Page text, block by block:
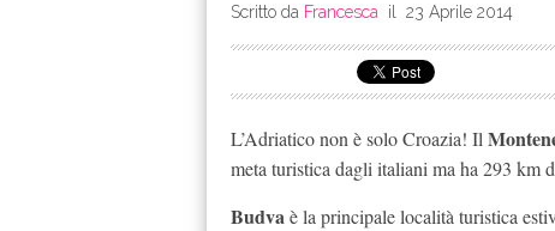
Scritto da Francesca il 23 Aprile 2014
L’Adriatico non è solo Croazia! Il
meta turistica dagli italiani ma ha 293 km
Budvaè la principale località turistica